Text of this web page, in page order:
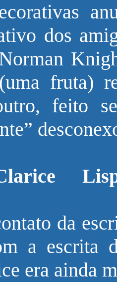
dos
fruta)
feito
da
a escrita
era ainda